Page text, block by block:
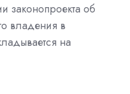
законопроекта об
владения в
на